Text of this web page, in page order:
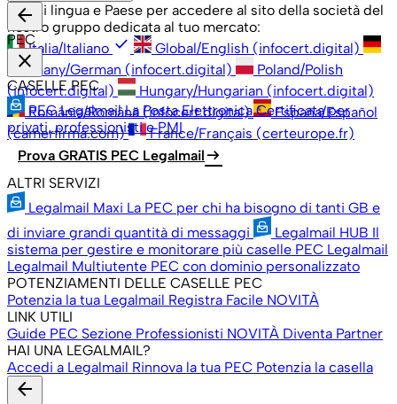
Scegli lingua e Paese per accedere al sito della società del
nostro gruppo dedicata al tuo mercato:
Italia/Italiano check
Global/English (infocert.digital)
Germany/German (infocert.digital)
Poland/Polish
(infocert.digital)
Hungary/Hungarian (infocert.digital)
România/Română (infocert.digital)
España/Español
(camerfirma.com)
France/Français (certeurope.fr)
arrow_back
PEC
close
CASELLE PEC
PEC Legalmail La Posta Elettronica Certificata per
privati, professionisti e PMI
Prova GRATIS PEC Legalmail arrow_right_alt
ALTRI SERVIZI
Legalmail Maxi La PEC per chi ha bisogno di tanti GB e
di inviare grandi quantità di messaggi
Legalmail HUB Il
sistema per gestire e monitorare più caselle PEC Legalmail
Legalmail Multiutente PEC con dominio personalizzato
POTENZIAMENTI DELLE CASELLE PEC
Potenzia la tua Legalmail Registra Facile NOVITÀ
LINK UTILI
Guide PEC Sezione Professionisti NOVITÀ Diventa Partner
HAI UNA LEGALMAIL?
Accedi a Legalmail Rinnova la tua PEC Potenzia la casella
arrow_back